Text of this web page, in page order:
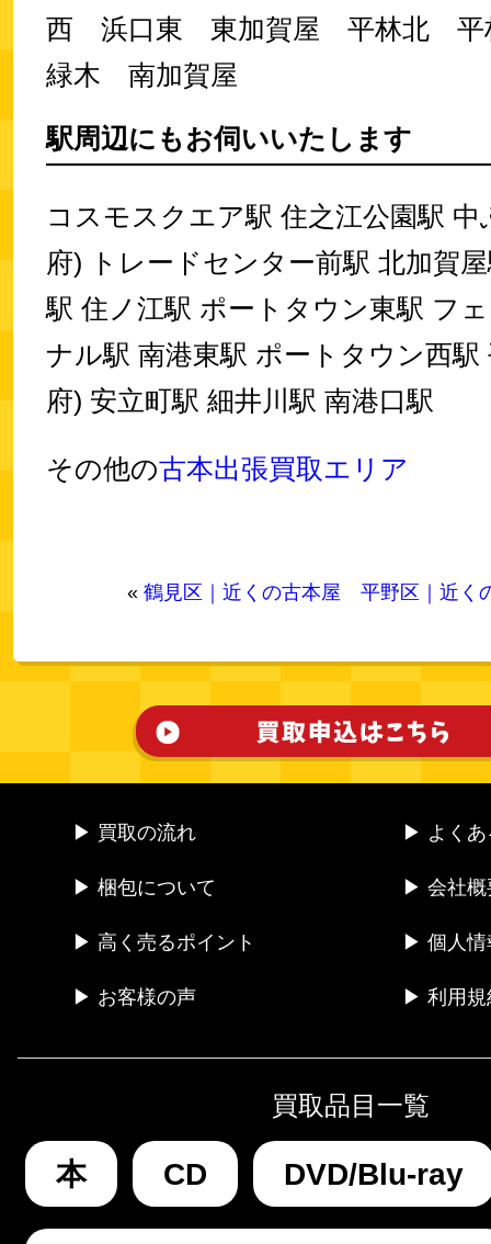
西 浜口東 東加賀屋 平林北
緑木 南加賀屋
駅周辺にもお伺いいたします
コスモスクエア駅 住之江公園駅 中
府) トレードセンター前駅 北加賀
駅 住ノ江駅 ポートタウン東駅 フ
ナル駅 南港東駅 ポートタウン西駅
府) 安立町駅 細井川駅 南港口駅
その他の古本出張買取エリア
« 鶴見区｜近くの古本屋 平野区｜近く
▶ 買取の流れ
▶ 梱包について
▶ 高く売るポイント
▶ お客様の声
▶ よくあ
▶ 会社概
▶ 個人情
▶ 利用規
買取品目一覧
本 CD DVD/Blu-ray